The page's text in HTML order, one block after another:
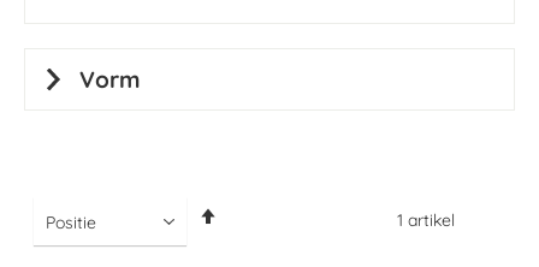
1 artikel
Vorm